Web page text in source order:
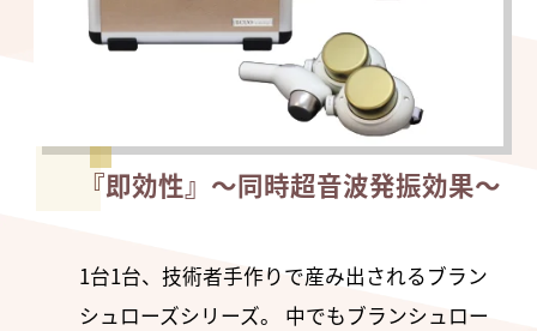
『即効性』〜同時超音波発振効果〜
1台1台、技術者手作りで産み出されるブラン
シュローズシリーズ。 中でもブランシュロー